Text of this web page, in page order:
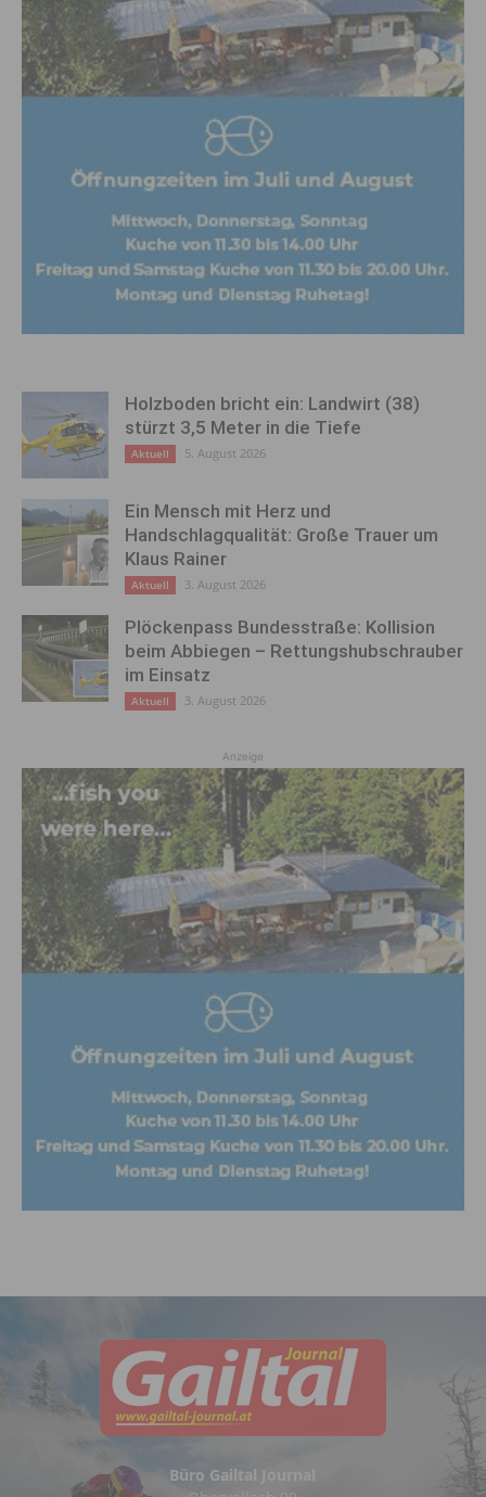
Holzboden bricht ein: Landwirt (38)
stürzt 3,5 Meter in die Tiefe
Aktuell 5. August 2026
Ein Mensch mit Herz und
Handschlagqualität: Große Trauer um
Klaus Rainer
Aktuell 3. August 2026
Plöckenpass Bundesstraße: Kollision
beim Abbiegen – Rettungshubschrauber
im Einsatz
Aktuell 3. August 2026
Anzeige
Büro Gailtal Journal